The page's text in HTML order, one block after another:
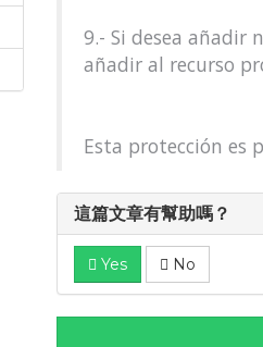
9.- Si desea añadir
añadir al recurso
Esta protección es
這篇文章有幫助嗎？
Yes No